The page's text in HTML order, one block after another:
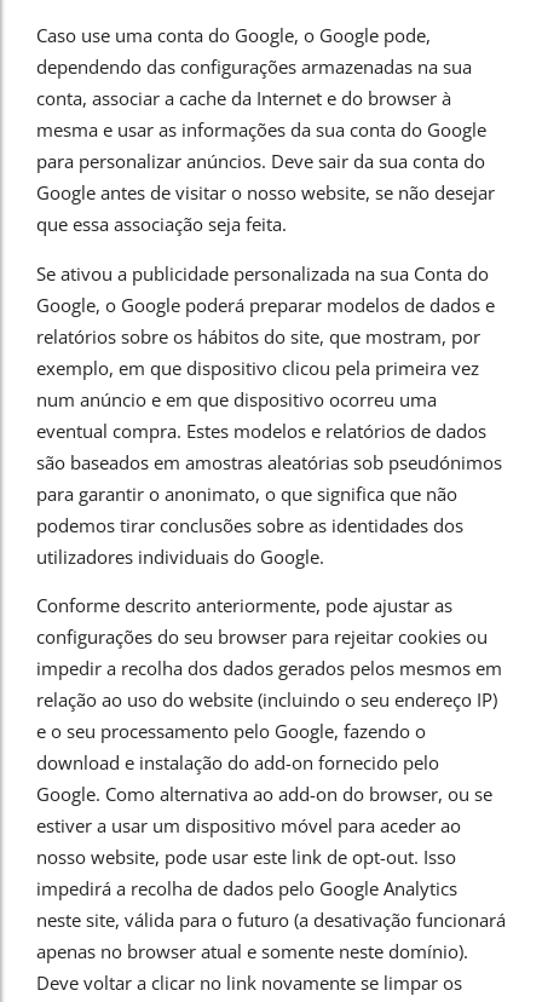
Caso use uma conta do Google, o Google pode,
dependendo das configurações armazenadas na sua
conta, associar a cache da Internet e do browser à
mesma e usar as informações da sua conta do Google
para personalizar anúncios. Deve sair da sua conta do
Google antes de visitar o nosso website, se não desejar
que essa associação seja feita.
Se ativou a publicidade personalizada na sua Conta do
Google, o Google poderá preparar modelos de dados e
relatórios sobre os hábitos do site, que mostram, por
exemplo, em que dispositivo clicou pela primeira vez
num anúncio e em que dispositivo ocorreu uma
eventual compra. Estes modelos e relatórios de dados
são baseados em amostras aleatórias sob pseudónimos
para garantir o anonimato, o que significa que não
podemos tirar conclusões sobre as identidades dos
utilizadores individuais do Google.
Conforme descrito anteriormente, pode ajustar as
configurações do seu browser para rejeitar cookies ou
impedir a recolha dos dados gerados pelos mesmos em
relação ao uso do website (incluindo o seu endereço IP)
e o seu processamento pelo Google, fazendo o
download e instalação do add-on fornecido pelo
Google. Como alternativa ao add-on do browser, ou se
estiver a usar um dispositivo móvel para aceder ao
nosso website, pode usar este link de opt-out. Isso
impedirá a recolha de dados pelo Google Analytics
neste site, válida para o futuro (a desativação funcionará
apenas no browser atual e somente neste domínio).
Deve voltar a clicar no link novamente se limpar os